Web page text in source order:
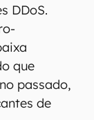
DDoS.
que
passado,
de